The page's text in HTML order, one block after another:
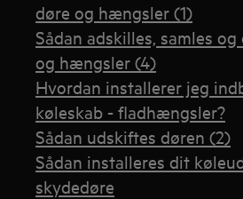
døre og hængsler (1)
Sådan adskilles, samles
og hængsler (4)
Hvordan installerer jeg
køleskab - fladhængsler?
Sådan udskiftes døren (2)
Sådan installeres dit
skydedøre